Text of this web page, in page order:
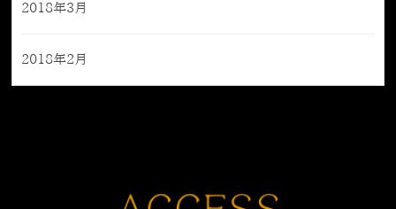
2018年3月
2018年2月